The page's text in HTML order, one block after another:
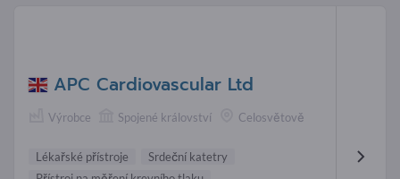
APC Cardiovascular Ltd
Výrobce Spojené království Celosvětově
Lékařské přístroje
Srdeční katetry